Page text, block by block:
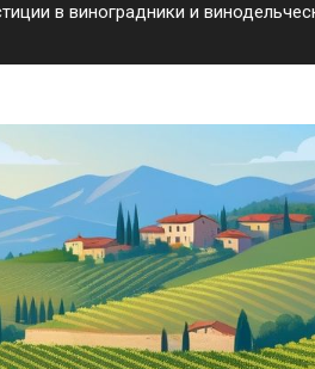
в виноградники и